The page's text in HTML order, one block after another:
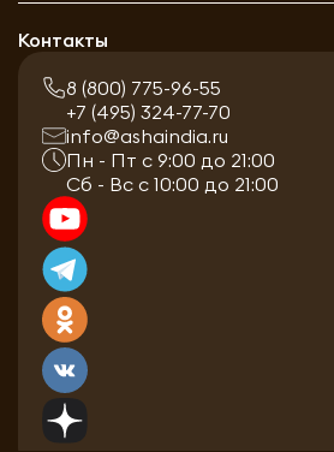
Контакты
8 (800) 775-96-55
+7 (495) 324-77-70
info@ashaindia.ru
Пн - Пт с 9:00 до 21:00
Сб - Вс с 10:00 до 21:00